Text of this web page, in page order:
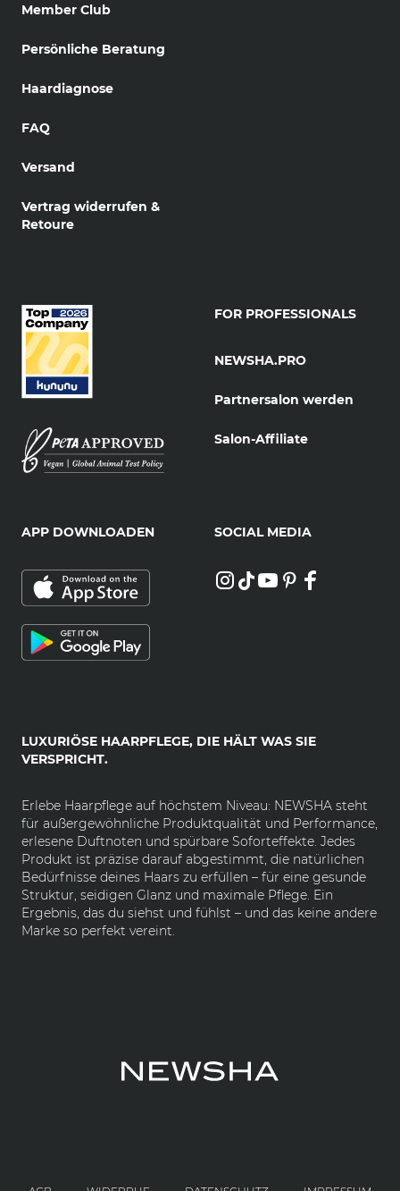
Member Club
Persönliche Beratung
Haardiagnose
FAQ
Versand
Vertrag widerrufen &
Retoure
LUXURIÖSE HAARPFLEGE, DIE HÄLT WAS SIE
VERSPRICHT.
Erlebe Haarpflege auf höchstem Niveau: NEWSHA steht
für außergewöhnliche Produktqualität und Performance,
erlesene Duftnoten und spürbare Soforteffekte. Jedes
Produkt ist präzise darauf abgestimmt, die natürlichen
Bedürfnisse deines Haars zu erfüllen – für eine gesunde
Struktur, seidigen Glanz und maximale Pflege. Ein
Ergebnis, das du siehst und fühlst – und das keine andere
Marke so perfekt vereint.
FOR PROFESSIONALS
NEWSHA.PRO
Partnersalon werden
Salon-Affiliate
APP DOWNLOADEN SOCIAL MEDIA